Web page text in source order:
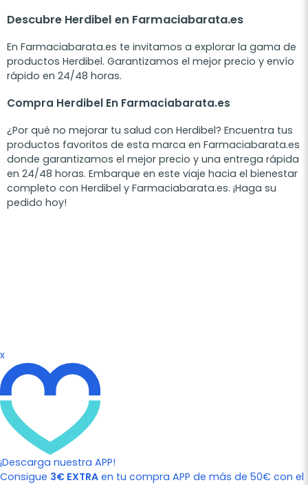
Descubre Herdibel en Farmaciabarata.es
En Farmaciabarata.es te invitamos a explorar la gama de
productos Herdibel. Garantizamos el mejor precio y envío
rápido en 24/48 horas.
Compra Herdibel En Farmaciabarata.es
¿Por qué no mejorar tu salud con Herdibel? Encuentra tus
productos favoritos de esta marca en Farmaciabarata.es
donde garantizamos el mejor precio y una entrega rápida
en 24/48 horas. Embarque en este viaje hacia el bienestar
completo con Herdibel y Farmaciabarata.es. ¡Haga su
pedido hoy!
x
¡Descarga nuestra APP!
Consigue 3€ EXTRA en tu compra APP de más de 50€ con el